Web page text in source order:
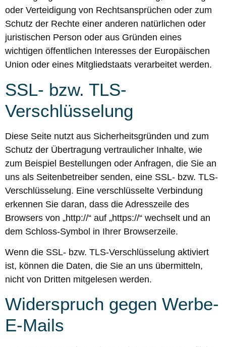
oder Verteidigung von Rechtsansprüchen oder zum
Schutz der Rechte einer anderen natürlichen oder
juristischen Person oder aus Gründen eines
wichtigen öffentlichen Interesses der Europäischen
Union oder eines Mitgliedstaats verarbeitet werden.
SSL- bzw. TLS-
Verschlüsselung
Diese Seite nutzt aus Sicherheitsgründen und zum
Schutz der Übertragung vertraulicher Inhalte, wie
zum Beispiel Bestellungen oder Anfragen, die Sie an
uns als Seitenbetreiber senden, eine SSL- bzw. TLS-
Verschlüsselung. Eine verschlüsselte Verbindung
erkennen Sie daran, dass die Adresszeile des
Browsers von „http://“ auf „https://“ wechselt und an
dem Schloss-Symbol in Ihrer Browserzeile.
Wenn die SSL- bzw. TLS-Verschlüsselung aktiviert
ist, können die Daten, die Sie an uns übermitteln,
nicht von Dritten mitgelesen werden.
Widerspruch gegen Werbe-
E-Mails